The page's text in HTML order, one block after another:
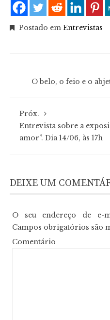
Postado em Entrevistas
O belo, o feio e o
Próx.
Entrevista sobre a
amor”. Dia 14/06, às 17h
DEIXE UM
O seu endereço de e-
Campos obrigatórios são